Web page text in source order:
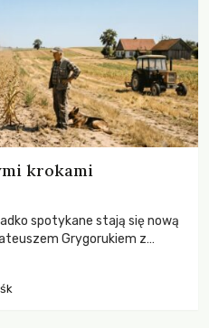
krokami
spotykane stają się nową
Grygorukiem z